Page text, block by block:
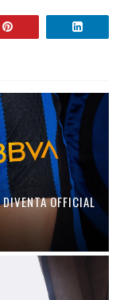
OFFICIAL